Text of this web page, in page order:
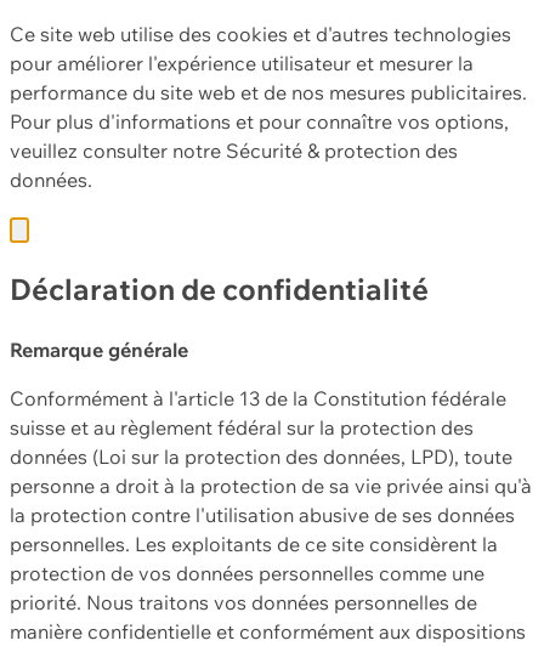
Ce site web utilise des cookies et d'autres technologies
pour améliorer l'expérience utilisateur et mesurer la
performance du site web et de nos mesures publicitaires.
Pour plus d'informations et pour connaître vos options,
veuillez consulter notre Sécurité & protection des
données.
Déclaration de confidentialité
Remarque générale
Conformément à l'article 13 de la Constitution fédérale
suisse et au règlement fédéral sur la protection des
données (Loi sur la protection des données, LPD), toute
personne a droit à la protection de sa vie privée ainsi qu'à
la protection contre l'utilisation abusive de ses données
personnelles. Les exploitants de ce site considèrent la
protection de vos données personnelles comme une
priorité. Nous traitons vos données personnelles de
manière confidentielle et conformément aux dispositions